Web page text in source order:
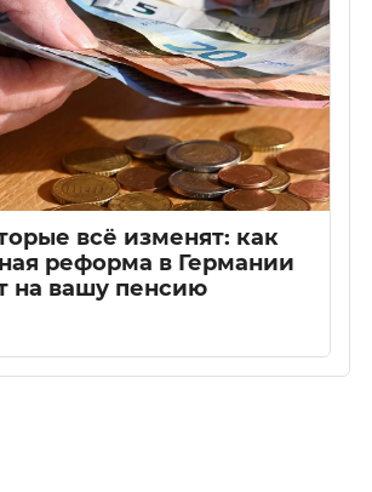
всё изменят: как
реформа в Германии
на вашу пенсию